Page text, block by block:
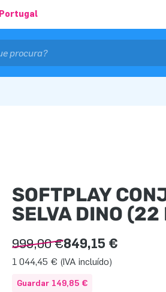
Portugal
SOFTPLAY
SELVA DINO (22
999,00 €849,15 €
1 044,45 € (IVA incluído)
Guardar 149,85 €